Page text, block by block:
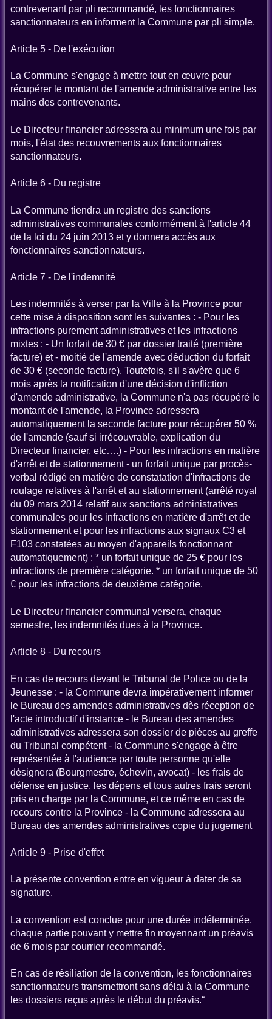
contrevenant par pli recommandé, les fonctionnaires
sanctionnateurs en informent la Commune par pli simple.
Article 5 - De l'exécution
La Commune s'engage à mettre tout en œuvre pour
récupérer le montant de l'amende administrative entre les
mains des contrevenants.
Le Directeur financier adressera au minimum une fois par
mois, l'état des recouvrements aux fonctionnaires
sanctionnateurs.
Article 6 - Du registre
La Commune tiendra un registre des sanctions
administratives communales conformément à l'article 44
de la loi du 24 juin 2013 et y donnera accès aux
fonctionnaires sanctionnateurs.
Article 7 - De l'indemnité
Les indemnités à verser par la Ville à la Province pour
cette mise à disposition sont les suivantes : - Pour les
infractions purement administratives et les infractions
mixtes : - Un forfait de 30 € par dossier traité (première
facture) et - moitié de l'amende avec déduction du forfait
de 30 € (seconde facture). Toutefois, s'il s'avère que 6
mois après la notification d'une décision d'infliction
d'amende administrative, la Commune n'a pas récupéré le
montant de l'amende, la Province adressera
automatiquement la seconde facture pour récupérer 50 %
de l'amende (sauf si irrécouvrable, explication du
Directeur financier, etc….) - Pour les infractions en matière
d'arrêt et de stationnement - un forfait unique par procès-
verbal rédigé en matière de constatation d'infractions de
roulage relatives à l'arrêt et au stationnement (arrêté royal
du 09 mars 2014 relatif aux sanctions administratives
communales pour les infractions en matière d'arrêt et de
stationnement et pour les infractions aux signaux C3 et
F103 constatées au moyen d'appareils fonctionnant
automatiquement) : * un forfait unique de 25 € pour les
infractions de première catégorie. * un forfait unique de 50
€ pour les infractions de deuxième catégorie.
Le Directeur financier communal versera, chaque
semestre, les indemnités dues à la Province.
Article 8 - Du recours
En cas de recours devant le Tribunal de Police ou de la
Jeunesse : - la Commune devra impérativement informer
le Bureau des amendes administratives dès réception de
l'acte introductif d'instance - le Bureau des amendes
administratives adressera son dossier de pièces au greffe
du Tribunal compétent - la Commune s'engage à être
représentée à l'audience par toute personne qu'elle
désignera (Bourgmestre, échevin, avocat) - les frais de
défense en justice, les dépens et tous autres frais seront
pris en charge par la Commune, et ce même en cas de
recours contre la Province - la Commune adressera au
Bureau des amendes administratives copie du jugement
Article 9 - Prise d'effet
La présente convention entre en vigueur à dater de sa
signature.
La convention est conclue pour une durée indéterminée,
chaque partie pouvant y mettre fin moyennant un préavis
de 6 mois par courrier recommandé.
En cas de résiliation de la convention, les fonctionnaires
sanctionnateurs transmettront sans délai à la Commune
les dossiers reçus après le début du préavis.“